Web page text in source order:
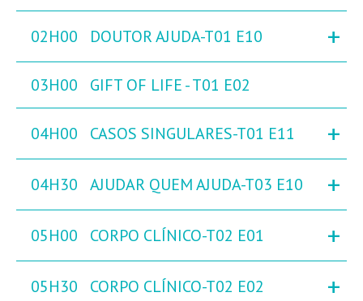
02H00 DOUTOR AJUDA-T01 E10 +
03H00 GIFT OF LIFE - T01 E02
04H00 CASOS SINGULARES-T01 E11 +
04H30 AJUDAR QUEM AJUDA-T03 E10 +
05H00 CORPO CLÍNICO-T02 E01 +
05H30 CORPO CLÍNICO-T02 E02 +